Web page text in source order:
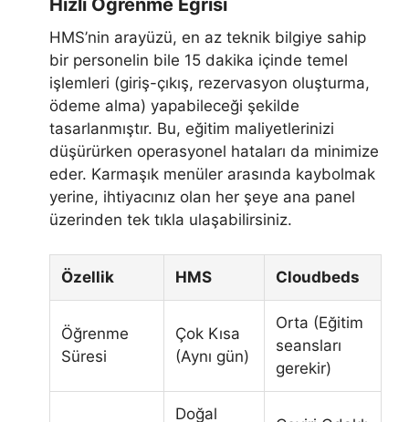
HMS’nin arayüzü, en az teknik bilgiye sahip
bir personelin bile 15 dakika içinde temel
işlemleri (giriş-çıkış, rezervasyon oluşturma,
ödeme alma) yapabileceği şekilde
tasarlanmıştır. Bu, eğitim maliyetlerinizi
düşürürken operasyonel hataları da minimize
eder. Karmaşık menüler arasında kaybolmak
yerine, ihtiyacınız olan her şeye ana panel
üzerinden tek tıkla ulaşabilirsiniz.
Özellik HMS Cloudbeds
Öğrenme
Süresi
Çok Kısa
(Aynı gün)
Orta (Eğitim
seansları
gerekir)
Doğal